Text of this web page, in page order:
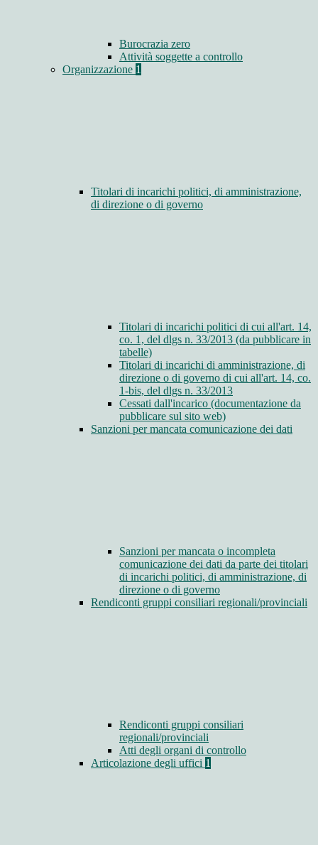
Burocrazia zero
Attività soggette a controllo
Organizzazione 1
Titolari di incarichi politici, di amministrazione,
di direzione o di governo
Titolari di incarichi politici di cui all'art. 14,
co. 1, del dlgs n. 33/2013 (da pubblicare in
tabelle)
Titolari di incarichi di amministrazione, di
direzione o di governo di cui all'art. 14, co.
1-bis, del dlgs n. 33/2013
Cessati dall'incarico (documentazione da
pubblicare sul sito web)
Sanzioni per mancata comunicazione dei dati
Sanzioni per mancata o incompleta
comunicazione dei dati da parte dei titolari
di incarichi politici, di amministrazione, di
direzione o di governo
Rendiconti gruppi consiliari regionali/provinciali
Rendiconti gruppi consiliari
regionali/provinciali
Atti degli organi di controllo
Articolazione degli uffici 1